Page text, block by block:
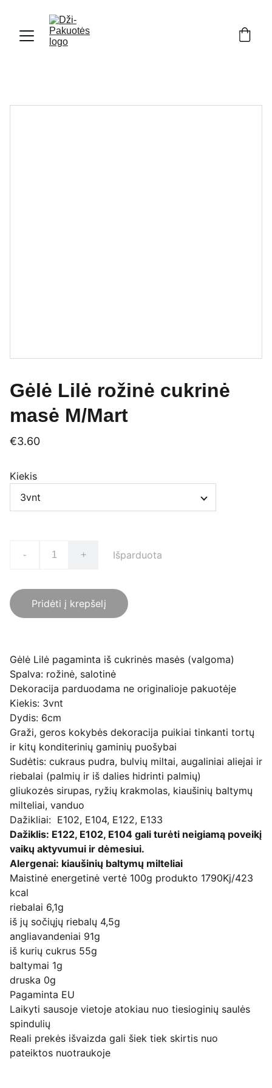
Gėlė Lilė rožinė cukrinė
masė M/Mart
€3.60
Kiekis
- + Išparduota
Pridėti į krepšelį
Gėlė Lilė pagaminta iš cukrinės masės (valgoma)
Spalva: rožinė, salotinė
Dekoracija parduodama ne originalioje pakuotėje
Kiekis: 3vnt
Dydis: 6cm
Graži, geros kokybės dekoracija puikiai tinkanti tortų
ir kitų konditerinių gaminių puošybai
Sudėtis: cukraus pudra, bulvių miltai, augaliniai aliejai ir
riebalai (palmių ir iš dalies hidrinti palmių)
gliukozės sirupas, ryžių krakmolas, kiaušinių baltymų
milteliai, vanduo
Dažikliai: E102, E104, E122, E133
Dažiklis: E122, E102, E104 gali turėti neigiamą poveikį
vaikų aktyvumui ir dėmesiui.
Alergenai: kiaušinių baltymų milteliai
Maistinė energetinė vertė 100g produkto 1790Kj/423
kcal
riebalai 6,1g
iš jų sočiųjų riebalų 4,5g
angliavandeniai 91g
iš kurių cukrus 55g
baltymai 1g
druska 0g
Pagaminta EU
Laikyti sausoje vietoje atokiau nuo tiesioginių saulės
spindulių
Reali prekės išvaizda gali šiek tiek skirtis nuo
pateiktos nuotraukoje